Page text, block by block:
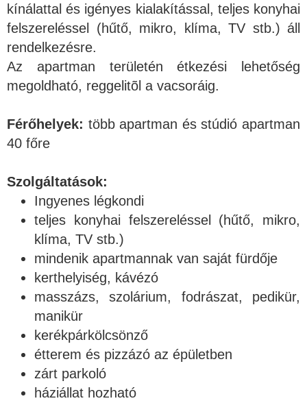
kínálattal és igényes kialakítással, teljes konyhai
felszereléssel (hűtő, mikro, klíma, TV stb.) áll
rendelkezésre.
Az apartman területén étkezési lehetőség
megoldható, reggelitõl a vacsoráig.
Férőhelyek: több apartman és stúdió apartman
40 főre
Szolgáltatások:
Ingyenes légkondi
teljes konyhai felszereléssel (hűtő, mikro,
klíma, TV stb.)
mindenik apartmannak van saját fürdője
kerthelyiség, kávézó
masszázs, szolárium, fodrászat, pedikür,
manikür
kerékpárkölcsönző
étterem és pizzázó az épületben
zárt parkoló
háziállat hozható